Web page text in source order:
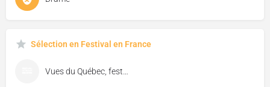
Sélection en Festival en France
Vues du Québec, festival de cinéma de Florac